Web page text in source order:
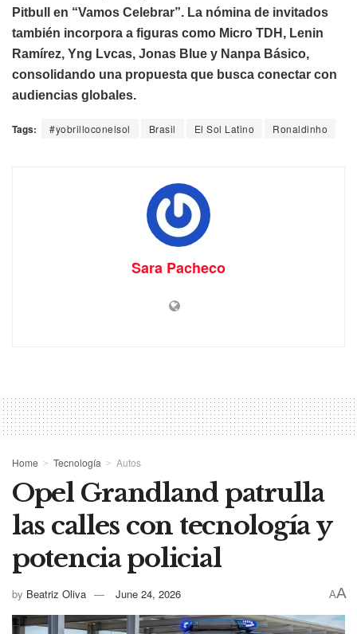
Pitbull en “Vamos Celebrar”. La nómina de invitados
también incorpora a figuras como Micro TDH, Lenin
Ramírez, Yng Lvcas, Jonas Blue y Nanpa Básico,
consolidando una propuesta que busca conectar con
audiencias globales.
Tags: #yobrilloconelsol Brasil El Sol Latino Ronaldinho
Sara Pacheco
Home Tecnología Autos
Opel Grandland patrulla
las calles con tecnología y
potencia policial
by Beatriz Oliva June 24, 2026 AA